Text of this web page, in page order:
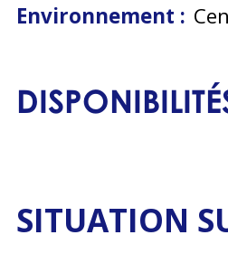
Environnement :
SITUATION